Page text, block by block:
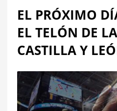
EL PRÓXIMO
EL TELÓN DE
CASTILLA Y